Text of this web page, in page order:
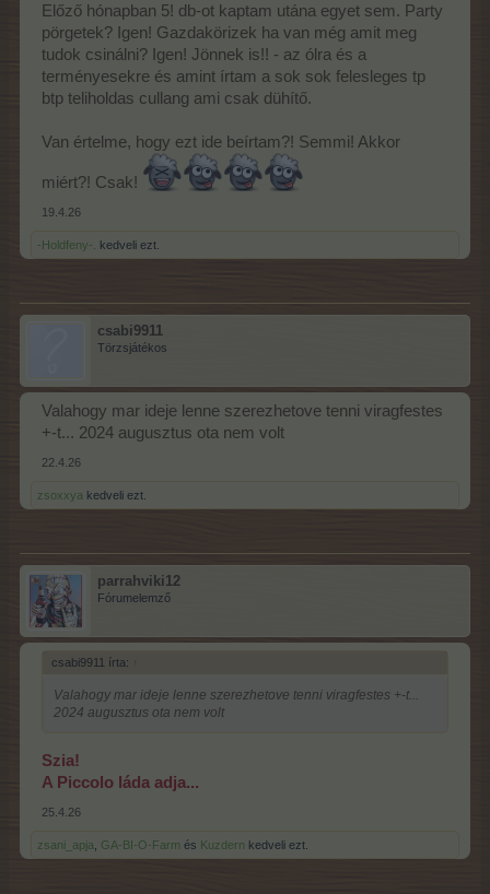
Előző hónapban 5! db-ot kaptam utána egyet sem. Party
pörgetek? Igen! Gazdakörizek ha van még amit meg
tudok csinálni? Igen! Jönnek is!! - az ólra és a
terményesekre és amint írtam a sok sok felesleges tp
btp teliholdas cullang ami csak dühítő.
Van értelme, hogy ezt ide beírtam?! Semmi! Akkor
miért?! Csak!
19.4.26
-Holdfeny-. kedveli ezt.
csabi9911
Törzsjátékos
Valahogy mar ideje lenne szerezhetove tenni viragfestes
+-t... 2024 augusztus ota nem volt
22.4.26
zsoxxya kedveli ezt.
parrahviki12
Fórumelemző
csabi9911 írta: ↑
Valahogy mar ideje lenne szerezhetove tenni viragfestes +-t...
2024 augusztus ota nem volt
Szia!
A Piccolo láda adja...
25.4.26
zsani_apja GA-BI-O-Farm és Kuzdern kedveli ezt.